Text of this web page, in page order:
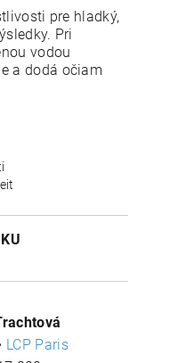
pre hladký,
Pri
vodou
a dodá očiam
LCP Paris